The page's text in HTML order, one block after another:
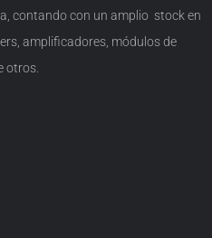
contando con un amplio stock en
amplificadores, módulos de
otros.